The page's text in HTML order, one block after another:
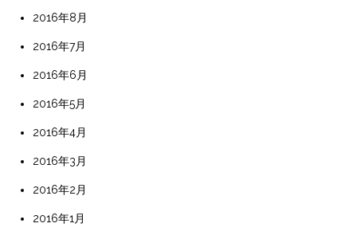
2016年8月
2016年7月
2016年6月
2016年5月
2016年4月
2016年3月
2016年2月
2016年1月